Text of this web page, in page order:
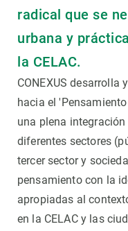
radical que se
urbana y
la CELAC.
CONEXUS desarrolla
hacia el
una plena
diferentes sectores
tercer sector y
pensamiento con la
apropiadas al
en la CELAC y las